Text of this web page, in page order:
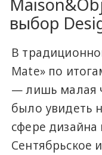
выбор
В
Mate» по
— лишь малая
было увидеть
сфере
Сентябрьское